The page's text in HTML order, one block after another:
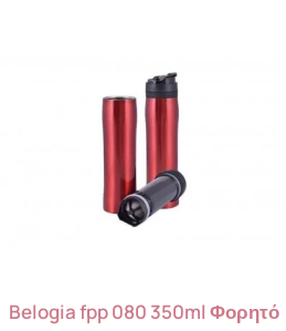
Belogia fpp 080 350ml Φορητό